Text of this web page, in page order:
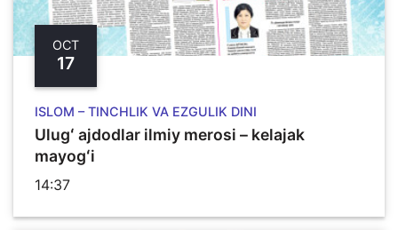
OCT
17
ISLOM – TINCHLIK VA EZGULIK DINI
Ulugʻ ajdodlar ilmiy merosi – kelajak
mayogʻi
14:37